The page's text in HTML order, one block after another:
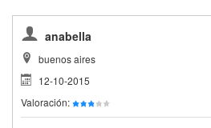
anabella
buenos aires
12-10-2015
Valoración: